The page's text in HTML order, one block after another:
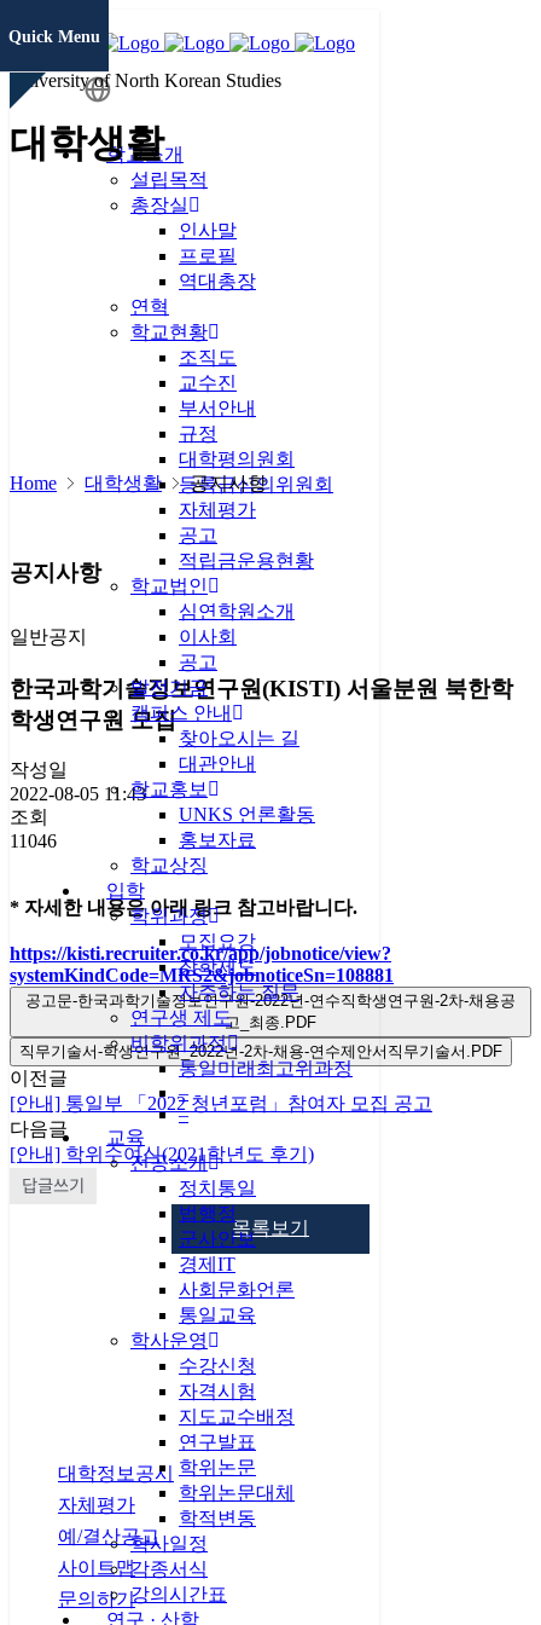
Quick Menu
학생정보
시스템
증명서발급
통일미래 최
고위과정
KCI논문
학교소개
설립목적
총장실
인사말
프로필
역대총장
연혁
학교현황
조직도
교수진
부서안내
규정
대학평의원회
등록금심의위원회
자체평가
공고
적립금운용현황
학교법인
심연학원소개
이사회
공고
발전기금
캠퍼스 안내
찾아오시는 길
대관안내
학교홍보
UNKS 언론활동
홍보자료
학교상징
입학
학위과정
모집요강
장학제도
자주하는 질문
연구생 제도
비학위과정
통일미래최고위과정
–
–
교육
전공소개
정치통일
법행정
군사안보
경제IT
사회문화언론
통일교육
학사운영
수강신청
자격시험
지도교수배정
연구발표
학위논문
학위논문대체
학적변동
학사일정
각종서식
강의시간표
연구 · 산학
University of North Korean Studies
대학생활
Home 대학생활 공지사항
공지사항
일반공지
한국과학기술정보연구원(KISTI) 서울분원 북한학
학생연구원 모집
작성일
2022-08-05 11:43
조회
11046
* 자세한 내용은 아래 링크 참고바랍니다.
https://kisti.recruiter.co.kr/app/jobnotice/view?
systemKindCode=MRS2&jobnoticeSn=108881
공고문-한국과학기술정보연구원-2022년-연수직학생연구원-2차-채용공
고_최종.PDF
직무기술서-학생연구원_2022년-2차-채용-연수제안서직무기술서.PDF
이전글
[안내] 통일부 「2022 청년포럼」참여자 모집 공고
다음글
[안내] 학위수여식(2021학년도 후기)
답글쓰기
목록보기
개인정보처리방침
대학정보공시
자체평가
예/결산공고
사이트맵
문의하기